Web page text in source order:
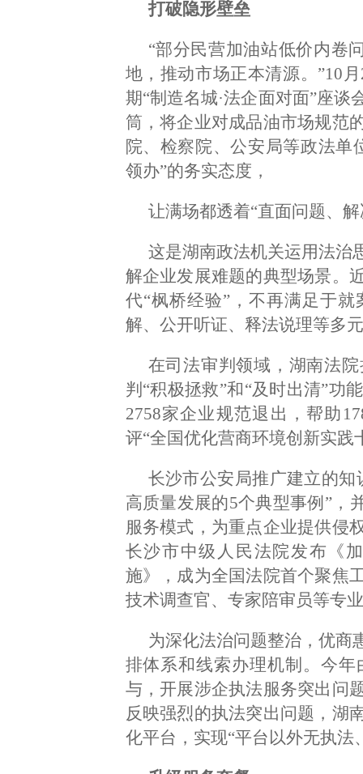
打破隐形壁垒
“部分民营加油站低价内卷
地，推动市场正本清源。”10
期“制造名城·法企面对面”座
筒，将企业对成品油市场规范
院、检察院、公安局等政法单
领办”的务实态度，
让满场都透着“直面问题、
这是湖南政法机关运用法治
解企业发展难题的典型场景。
代“枫桥经验”，不再满足于
解、公开听证、释法说理等多
在司法审判领域，湖南法
判“积极拯救”和“及时出清”功
2758家企业规范退出，帮助
评“全国优化营商环境创新实践
长沙市公安局推广建立的
高质量发展的5个典型事例”，
服务模式，为重点企业提供侵
长沙市中级人民法院发布《
施》，成为全国法院首个聚焦
技术调查官、专家陪审员等专
为深化法治问题整治，优商
排体系和线索办理机制。今
与，开展涉企执法服务突出问
反映强烈的执法突出问题，湖
化平台，实现“平台以外无执法